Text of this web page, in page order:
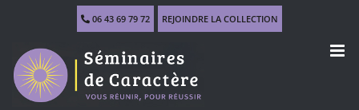
06 43 69 79 72 REJOINDRE LA COLLECTION